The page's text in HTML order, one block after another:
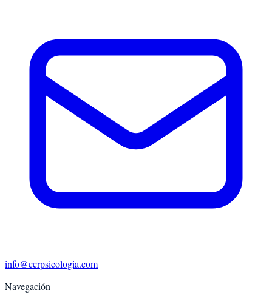
info@ccrpsicologia.com
Navegación